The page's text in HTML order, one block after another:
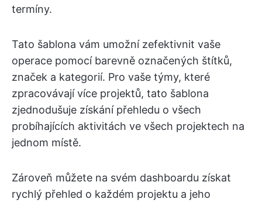
termíny.
Tato šablona vám umožní zefektivnit vaše
operace pomocí barevně označených štítků,
značek a kategorií. Pro vaše týmy, které
zpracovávají více projektů, tato šablona
zjednodušuje získání přehledu o všech
probíhajících aktivitách ve všech projektech na
jednom místě.
Zároveň můžete na svém dashboardu získat
rychlý přehled o každém projektu a jeho